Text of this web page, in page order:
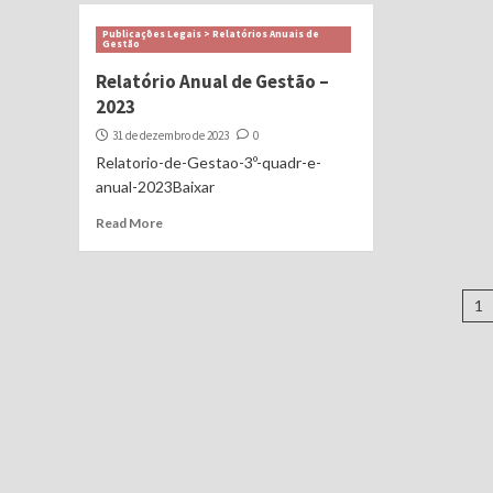
Publicações Legais > Relatórios Anuais de
Gestão
Relatório Anual de Gestão –
2023
31 de dezembro de 2023 0
Relatorio-de-Gestao-3º-quadr-e-
anual-2023Baixar
Read More
1